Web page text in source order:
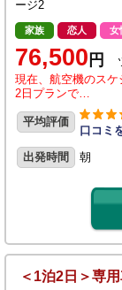
家族 恋人 女
76,500 円
現在、航空機のス
2日プランで…
平均評価
口コミ
出発時間 朝
＜1泊2日＞専